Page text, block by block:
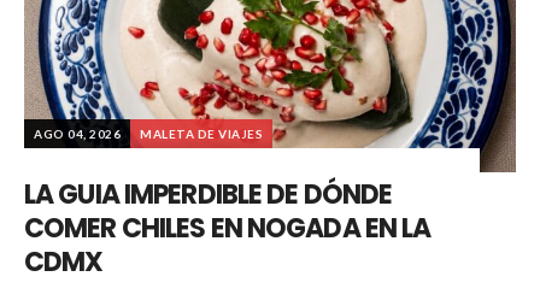
AGO 04, 2026 MALETA DE VIAJES
LA GUIA IMPERDIBLE DE DÓNDE
COMER CHILES EN NOGADA EN LA
CDMX